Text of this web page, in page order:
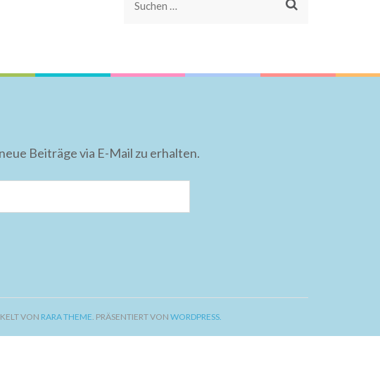
Suchen
Beiträge via E-Mail zu erhalten.
VON RARA THEME. PRÄSENTIERT VON WORDPRESS.